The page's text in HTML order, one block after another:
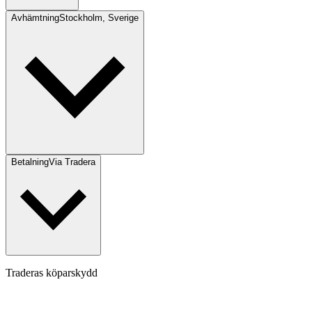
AvhämtningStockholm, Sverige
BetalningVia Tradera
Traderas köparskydd